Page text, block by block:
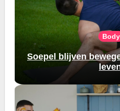
Body
Soepel blijven